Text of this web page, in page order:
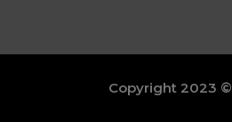
Copyright 2023